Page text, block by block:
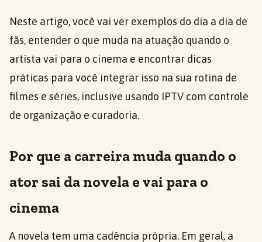
Neste artigo, você vai ver exemplos do dia a dia de
fãs, entender o que muda na atuação quando o
artista vai para o cinema e encontrar dicas
práticas para você integrar isso na sua rotina de
filmes e séries, inclusive usando IPTV com controle
de organização e curadoria.
Por que a carreira muda quando o
ator sai da novela e vai para o
cinema
A novela tem uma cadência própria. Em geral, a